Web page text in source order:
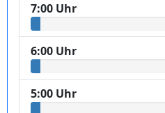
7:00 Uhr
6:00 Uhr
5:00 Uhr